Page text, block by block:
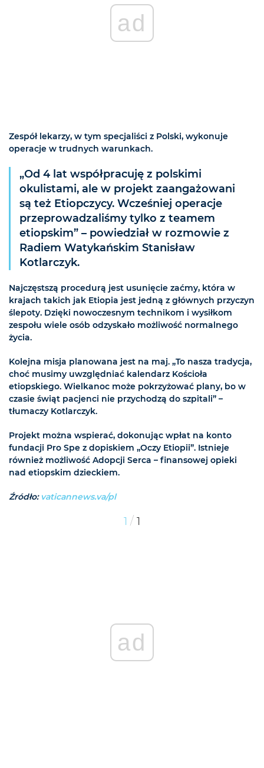
ad
Zespół lekarzy, w tym specjaliści z Polski, wykonuje
operacje w trudnych warunkach.
„Od 4 lat współpracuję z polskimi
okulistami, ale w projekt zaangażowani
są też Etiopczycy. Wcześniej operacje
przeprowadzaliśmy tylko z teamem
etiopskim” – powiedział w rozmowie z
Radiem Watykańskim Stanisław
Kotlarczyk.
Najczęstszą procedurą jest usunięcie zaćmy, która w
krajach takich jak Etiopia jest jedną z głównych przyczyn
ślepoty. Dzięki nowoczesnym technikom i wysiłkom
zespołu wiele osób odzyskało możliwość normalnego
życia.
Kolejna misja planowana jest na maj. „To nasza tradycja,
choć musimy uwzględniać kalendarz Kościoła
etiopskiego. Wielkanoc może pokrzyżować plany, bo w
czasie świąt pacjenci nie przychodzą do szpitali” –
tłumaczy Kotlarczyk.
Projekt można wspierać, dokonując wpłat na konto
fundacji Pro Spe z dopiskiem „Oczy Etiopii”. Istnieje
również możliwość Adopcji Serca – finansowej opieki
nad etiopskim dzieckiem.
Źródło: vaticannews.va/pl
1 / 1
ad